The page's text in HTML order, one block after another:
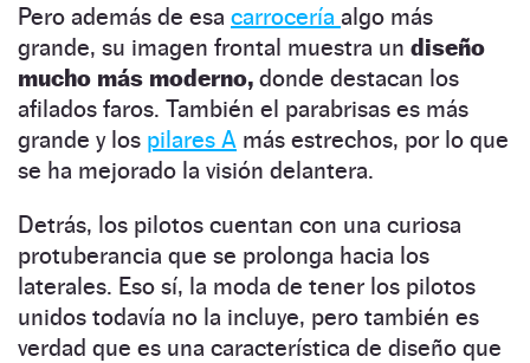
Pero además de esa carrocería algo más
grande, su imagen frontal muestra un diseño
mucho más moderno, donde destacan los
afilados faros. También el parabrisas es más
grande y los pilares A más estrechos, por lo que
se ha mejorado la visión delantera.
Detrás, los pilotos cuentan con una curiosa
protuberancia que se prolonga hacia los
laterales. Eso sí, la moda de tener los pilotos
unidos todavía no la incluye, pero también es
verdad que es una característica de diseño que